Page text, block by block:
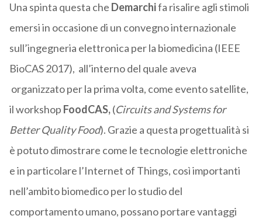
Una spinta questa che Demarchifa risalire agli stimoli
emersi in occasione di un convegno internazionale
sull’ingegneria elettronica per la biomedicina (IEEE
BioCAS 2017), all’interno del quale aveva
organizzato per la prima volta, come evento satellite,
il workshop FoodCAS,(Circuits and Systems for
Better Quality Food). Grazie a questa progettualità si
è potuto dimostrare come le tecnologie elettroniche
e in particolare l’Internet of Things, così importanti
nell’ambito biomedico per lo studio del
comportamento umano, possano portare vantaggi